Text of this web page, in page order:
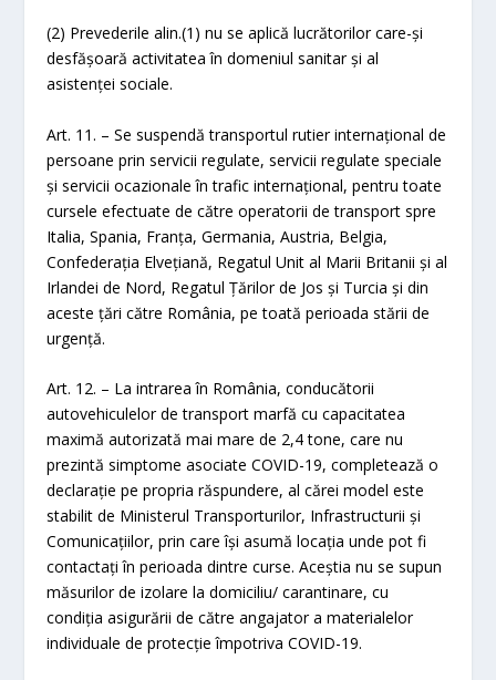
(2) Prevederile alin.(1) nu se aplică lucrătorilor care-și
desfășoară activitatea în domeniul sanitar și al
asistenței sociale.
Art. 11. – Se suspendă transportul rutier internațional de
persoane prin servicii regulate, servicii regulate speciale
și servicii ocazionale în trafic internațional, pentru toate
cursele efectuate de către operatorii de transport spre
Italia, Spania, Franța, Germania, Austria, Belgia,
Confederația Elvețiană, Regatul Unit al Marii Britanii și al
Irlandei de Nord, Regatul Țărilor de Jos și Turcia și din
aceste țări către România, pe toată perioada stării de
urgență.
Art. 12. – La intrarea în România, conducătorii
autovehiculelor de transport marfă cu capacitatea
maximă autorizată mai mare de 2,4 tone, care nu
prezintă simptome asociate COVID-19, completează o
declarație pe propria răspundere, al cărei model este
stabilit de Ministerul Transporturilor, Infrastructurii şi
Comunicațiilor, prin care își asumă locația unde pot fi
contactați în perioada dintre curse. Aceștia nu se supun
măsurilor de izolare la domiciliu/ carantinare, cu
condiția asigurării de către angajator a materialelor
individuale de protecție împotriva COVID-19.